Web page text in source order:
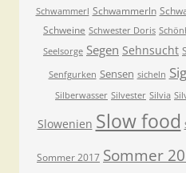
Schwammerl Schwammerln
Schweine Schwester Doris
Seelsorge Segen Sehnsucht
Senfgurken Sensen sicheln
Silberwasser Silvester Silvia
Slowenien Slow food
Sommer 2017 Sommer